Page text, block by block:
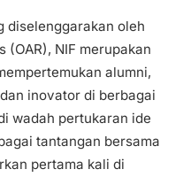
diselenggarakan oleh
(OAR), NIF merupakan
alumni,
inovator di berbagai
wadah pertukaran ide
tantangan bersama
pertama kali di